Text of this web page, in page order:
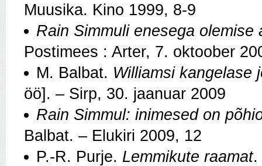
Muusika. Kino 1999, 8-9
Rain Simmuli enesega olemise
Postimees : Arter, 7. oktoober
M. Balbat. Williamsi kangelase
öö]. – Sirp, 30. jaanuar 2009
Rain Simmul: inimesed on
Balbat. – Elukiri 2009, 12
P.‑R. Purje. Lemmikute raamat.